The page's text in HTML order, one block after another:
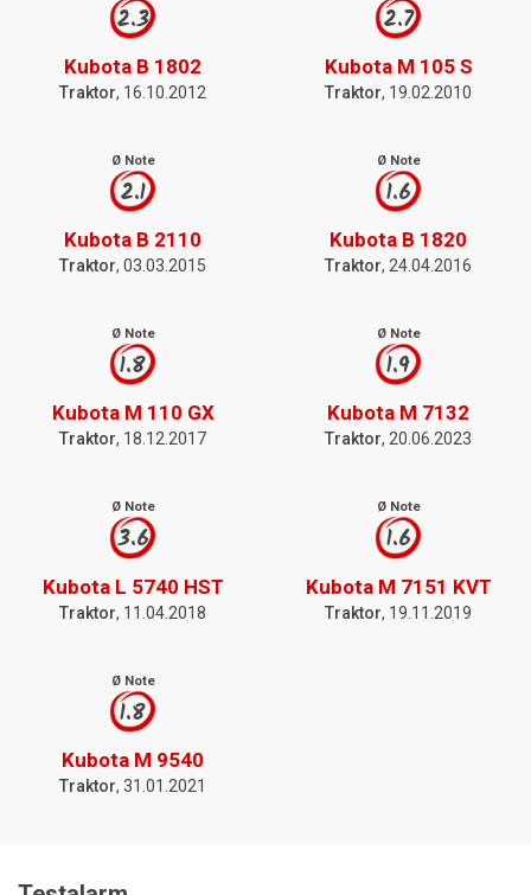
2.3
Kubota B 1802
Traktor, 16.10.2012
2.7
Kubota M 105 S
Traktor, 19.02.2010
Ø Note
2.1
Kubota B 2110
Traktor, 03.03.2015
Ø Note
1.6
Kubota B 1820
Traktor, 24.04.2016
Ø Note
1.8
Kubota M 110 GX
Traktor, 18.12.2017
Ø Note
1.9
Kubota M 7132
Traktor, 20.06.2023
Ø Note
3.6
Kubota L 5740 HST
Traktor, 11.04.2018
Ø Note
1.6
Kubota M 7151 KVT
Traktor, 19.11.2019
Ø Note
1.8
Kubota M 9540
Traktor, 31.01.2021